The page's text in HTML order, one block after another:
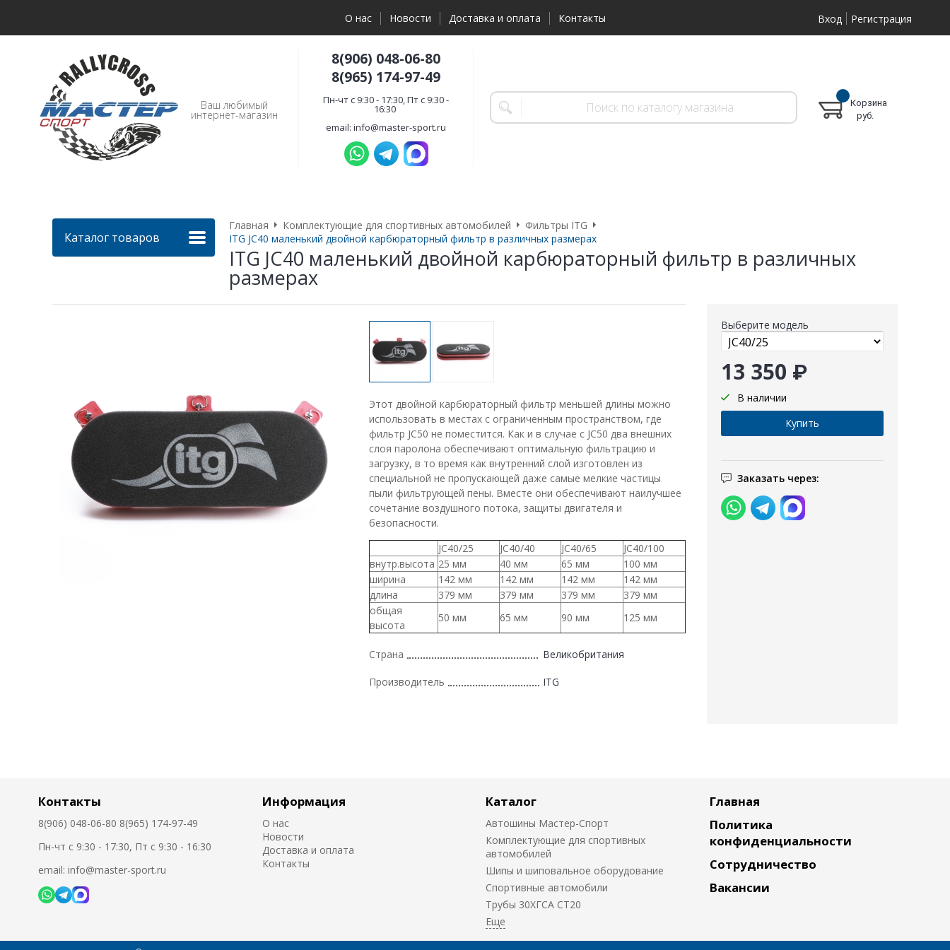
О нас Новости Доставка и оплата Контакты Вход Регистрация
Ваш любимый
интернет-магазин
8(906) 048-06-80
8(965) 174-97-49
Пн-чт с 9:30 - 17:30, Пт с 9:30 -
16:30
email: info@master-sport.ru
Корзина
руб.
Каталог товаров
Главная Комплектующие для спортивных автомобилей
Фильтры ITG
ITG JC40 маленький двойной карбюраторный фильтр в различных размерах
ITG JC40 маленький двойной карбюраторный фильтр в различных
размерах
Выберите модель
13 350 ₽
В наличии
Заказать через:
Этот двойной карбюраторный фильтр меньшей длины можно
использовать в местах с ограниченным пространством, где
фильтр JC50 не поместится. Как и в случае с JC50 два внешних
слоя паролона обеспечивают оптимальную фильтрацию и
загрузку, в то время как внутренний слой изготовлен из
специальной не пропускающей даже самые мелкие частицы
пыли фильтрующей пены. Вместе они обеспечивают наилучшее
сочетание воздушного потока, защиты двигателя и
безопасности.
JC40/25
JC40/40 JC40/65
JC40/100
внутр.высота 25 мм 40 мм 65 мм
100 мм
ширина
142 мм 142 мм 142 мм
142 мм
длина
379 мм 379 мм 379 мм
379 мм
общая
высота
50 мм 65 мм 90 мм 125 мм
Страна Великобритания
Производитель ITG
Контакты
8(906) 048-06-80 8(965) 174-97-49
Пн-чт с 9:30 - 17:30, Пт с 9:30 - 16:30
email: info@master-sport.ru
Информация
О нас
Новости
Доставка и оплата
Контакты
Каталог
Автошины Мастер-Спорт
Комплектующие для спортивных
автомобилей
Шипы и шиповальное оборудование
Cпортивные автомобили
Трубы 30ХГСА СТ20
Главная
Политика
конфиденциальности
Сотрудничество
Вакансии